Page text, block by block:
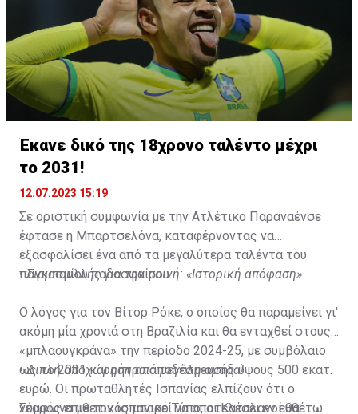
Έκανε δικό της 18χρονο ταλέντο μέχρι
το 2031!
12.07.2023 15:19
Σε οριστική συμφωνία με την Ατλέτικο Παραναένσε
έφτασε η Μπαρτσελόνα, καταφέρνοντας να
εξασφαλίσει ένα από τα μεγαλύτερα ταλέντα του
παγκοσμίου ποδοσφαίρου.
•Σιαμπουλλής για την ποινή: «Ιστορική απόφαση»
Ο λόγος για τον Βίτορ Ρόκε, ο οποίος θα παραμείνει γι'
ακόμη μία χρονιά στη Βραζιλία και θα ενταχθεί στους
«μπλαουγκράνα» την περίοδο 2024-25, με συμβόλαιο
ως το 2031 και ρήτρα αποδέσμευσης ύψους 500 εκατ.
ευρώ. Οι πρωταθλητές Ισπανίας ελπίζουν ότι ο
νεαρός επιθετικός μπορεί να αποτελέσει εν ευθέτω
•Διπλή αποχώρηση από μεγάλη ομάδα!
Σύμφωνα με τον ισπανικό Τύπο, οι Καταλανοί θα